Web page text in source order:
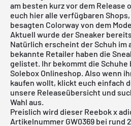
am besten kurz vor dem Release
euch hier alle verfügbaren
besagten Colorway von dem
Aktuell wurde der Sneaker
Natürlich erscheint der Schuh im
bekannte Retailer haben die
gelistet. Ihr bekommt die Schuhe
Solebox Onlineshop. Also wenn
kaufen wollt, klickt euch einfach
unsere Releaseübersicht und
Wahl aus.
Preislich wird dieser Reebok x
Artikelnummer GW0369 bei rund